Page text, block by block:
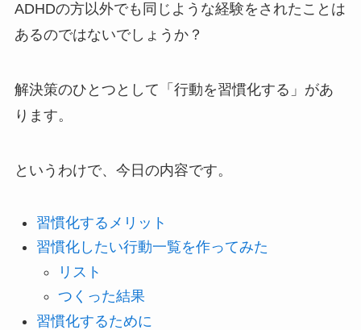
ADHDの方以外でも同じような経験をされたことは
あるのではないでしょうか？
解決策のひとつとして「行動を習慣化する」があ
ります。
というわけで、今日の内容です。
習慣化するメリット
習慣化したい行動一覧を作ってみた
リスト
つくった結果
習慣化するために